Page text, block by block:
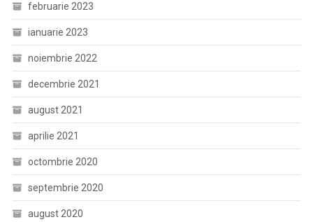
februarie 2023
ianuarie 2023
noiembrie 2022
decembrie 2021
august 2021
aprilie 2021
octombrie 2020
septembrie 2020
august 2020